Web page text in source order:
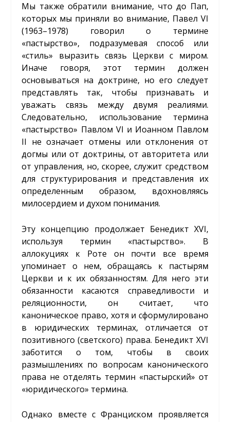
Мы также обратили внимание, что до Пап,
которых мы приняли во внимание, Павел VI
(1963–1978) говорил о термине
«пастырство», подразумевая способ или
«стиль» выразить связь Церкви с миром.
Иначе говоря, этот термин должен
основываться на доктрине, но его следует
представлять так, чтобы признавать и
уважать связь между двумя реалиями.
Следовательно, использование термина
«пастырство» Павлом VI и Иоанном Павлом
II не означает отмены или отклонения от
догмы или от доктрины, от авторитета или
от управления, но, скорее, служит средством
для структурирования и представления их
определенным образом, вдохновляясь
милосердием и духом понимания.
Эту концепцию продолжает Бенедикт XVI,
используя термин «пастырство». В
аллокуциях к Роте он почти все время
упоминает о нем, обращаясь к пастырям
Церкви и к их обязанностям. Для него эти
обязанности касаются справедливости и
реляционности, он считает, что
каноническое право, хотя и сформулировано
в юридических терминах, отличается от
позитивного (светского) права. Бенедикт XVI
заботится о том, чтобы в своих
размышлениях по вопросам канонического
права не отделять термин «пастырский» от
«юридического» термина.
Однако вместе с Франциском проявляется